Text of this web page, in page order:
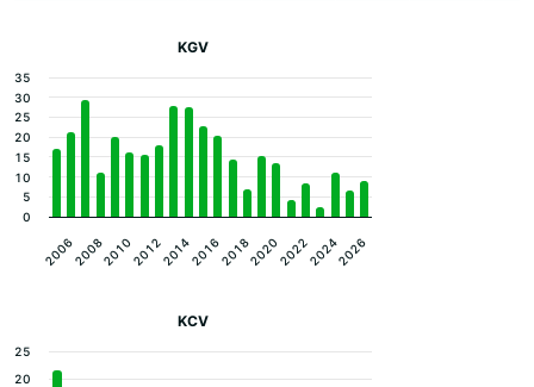
KGV
2010 2016 2022
20062008 20122014 20182020 20242026
0
5
10
15
20
25
30
35
KCV
20
25